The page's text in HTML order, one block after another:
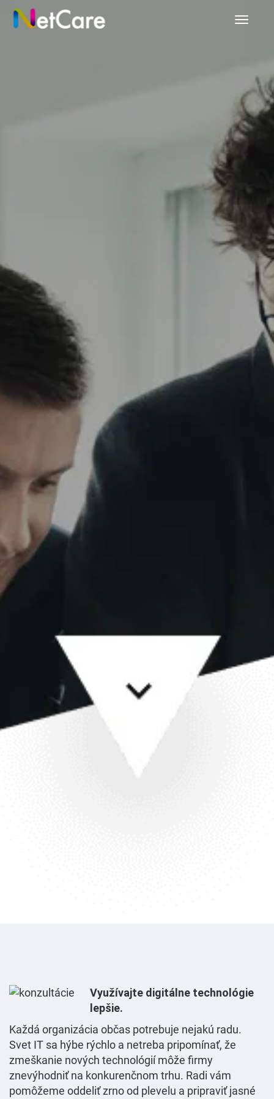
Využívajte digitálne technológie
lepšie.
Každá organizácia občas potrebuje nejakú radu.
Svet IT sa hýbe rýchlo a netreba pripomínať, že
zmeškanie nových technológií môže firmy
znevýhodniť na konkurenčnom trhu. Radi vám
pomôžeme oddeliť zrno od plevelu a pripraviť jasné